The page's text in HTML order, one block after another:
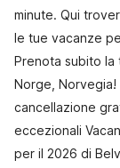
minute. Qui
le tue vacanze
Prenota subito la
Norge,
cancellazione
eccezionali
per il 2026 di